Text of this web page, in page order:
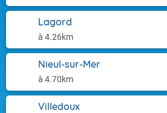
Lagord
à 4.26km
Nieul-sur-Mer
à 4.70km
Villedoux